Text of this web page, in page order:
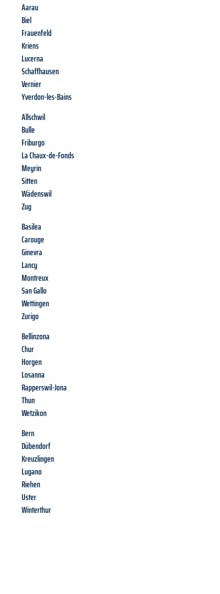
Aarau
Biel
Frauenfeld
Kriens
Lucerna
Schaffhausen
Vernier
Yverdon-les-Bains
Allschwil
Bulle
Friburgo
La Chaux-de-Fonds
Meyrin
Sitten
Wädenswil
Zug
Basilea
Carouge
Ginevra
Lancy
Montreux
San Gallo
Wettingen
Zurigo
Bellinzona
Chur
Horgen
Losanna
Rapperswil-Jona
Thun
Wetzikon
Bern
Dübendorf
Kreuzlingen
Lugano
Riehen
Uster
Winterthur